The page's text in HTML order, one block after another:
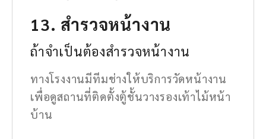
13. สำรวจหน้างาน
ถ้าจำเป็นต้องสำรวจหน้างาน
ทางโรงงานมีทีมช่างให้บริการวัดหน้างาน
เพื่อดูสถานที่ติดตั้งตู้ชั้นวางรองเท้าไม้หน้า
บ้าน